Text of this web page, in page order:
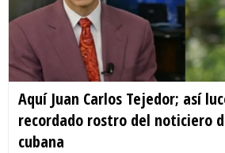
Aquí Juan Carlos Tejedor; así
recordado rostro del noticiero
cubana